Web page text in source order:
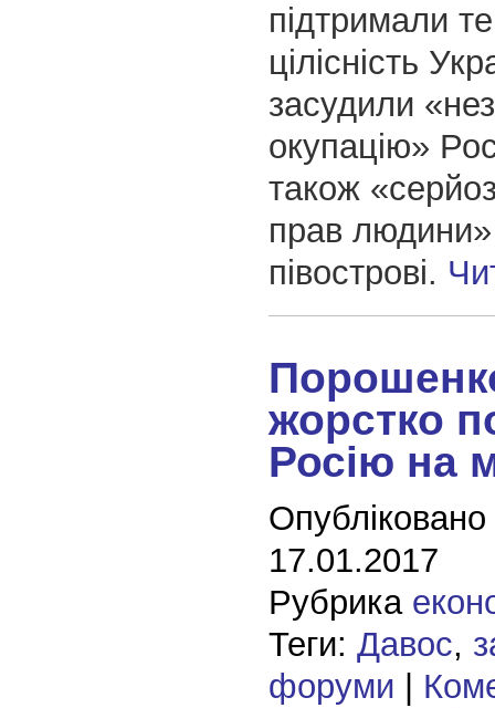
підтримали
цілісність
засудили
окупацію»
також
прав
півострові.
жорстко
Росію на
17.01.2017
Рубрика
Теги: Давос,
форуми